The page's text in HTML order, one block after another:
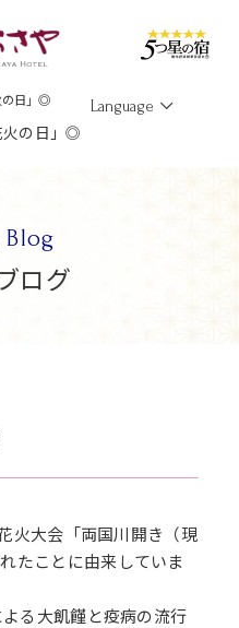
の日」◎ Language
火の日」◎
Blog
ログ
火大会「両国川開き（現
たことに由来していま
る大飢饉と疫病の流行